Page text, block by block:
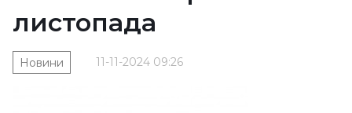
листопада
11-11-2024 09:26
Новини